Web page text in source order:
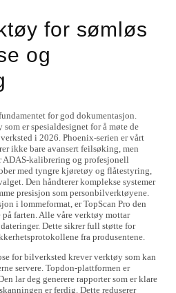
for sømløs
og
for god dokumentasjon.
er spesialdesignet for å møte de
i 2026. Phoenix-serien er vårt
ikke bare avansert feilsøking, men
ADAS-kalibrering og profesjonell
med tyngre kjøretøy og flåtestyring,
Den håndterer komplekse systemer
presisjon som personbilverktøyene.
i lommeformat, er TopScan Pro den
farten. Alle våre verktøy mottar
Dette sikrer full støtte for
fra produsentene.
for bilverksted krever verktøy som kan
servere. Topdon-plattformen er
lar deg generere rapporter som er klare
er ferdig. Dette reduserer